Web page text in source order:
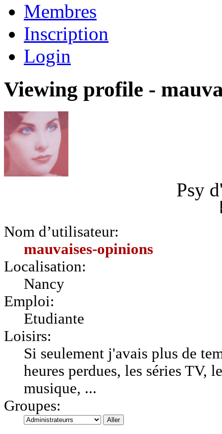
Membres
Inscription
Login
Viewing profile -
Psy
Nom d’utilisateur:
mauvaises-opinions
Localisation:
Nancy
Emploi:
Etudiante
Loisirs:
Si seulement j'avais plus de
heures perdues, les séries TV,
musique, ...
Groupes: